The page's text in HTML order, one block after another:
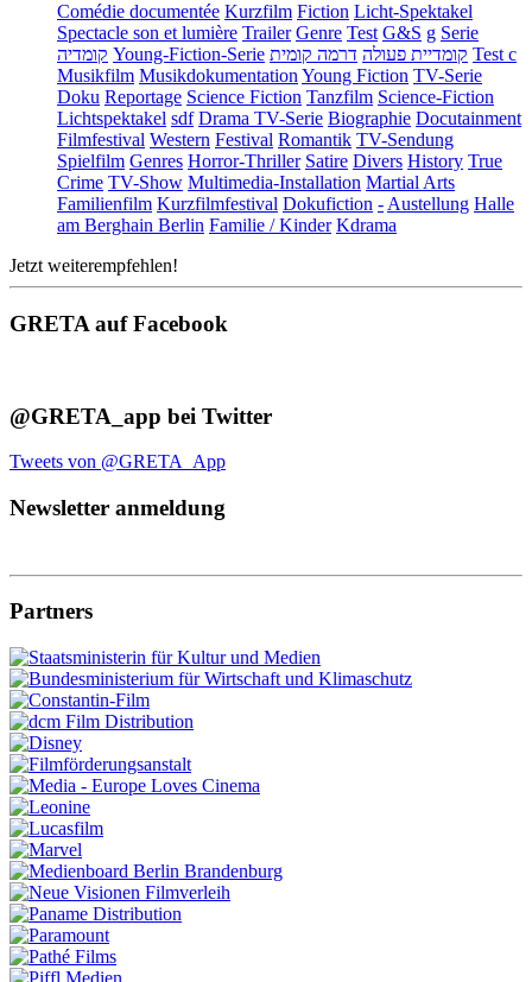
Comédie documentée Kurzfilm Fiction Licht-Spektakel
Spectacle son et lumière Trailer Genre Test G&S g Serie
קומדיה Young-Fiction-Serie קומדיית פעולה דרמה קומית
Test c
Musikfilm MusikdokumentationYoung Fiction TV-Serie
Doku Reportage Science Fiction Tanzfilm Science-Fiction
Lichtspektakel sdf Drama TV-Serie Biographie Docutainment
Filmfestival Western Festival Romantik TV-Sendung
Spielfilm Genres Horror-Thriller Satire Divers History True
Crime TV-Show Multimedia-Installation Martial Arts
Familienfilm Kurzfilmfestival Dokufiction -Austellung Halle
am Berghain Berlin Familie / Kinder Kdrama
Jetzt weiterempfehlen!
GRETA auf Facebook
@GRETA_app bei Twitter
Tweets von @GRETA_App
Newsletter anmeldung
Partners